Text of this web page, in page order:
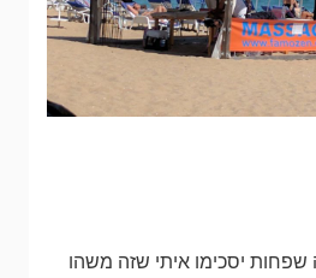
שפחות יסכימו איתי שזה משהו